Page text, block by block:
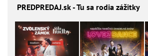
PREDPREDAJ.sk - Tu sa rodia zážitky